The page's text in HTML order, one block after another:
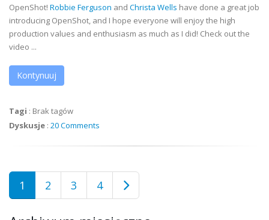
OpenShot! Robbie Ferguson and Christa Wells have done a great job
introducing OpenShot, and I hope everyone will enjoy the high
production values and enthusiasm as much as I did! Check out the
video ...
Kontynuuj
Tagi : Brak tagów
Dyskusje : 20 Comments
1 2 3 4